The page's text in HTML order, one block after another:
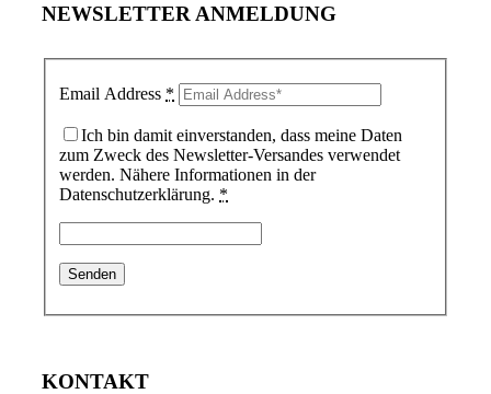
NEWSLETTER ANMELDUNG
Email Address *
Ich bin damit einverstanden, dass meine Daten
zum Zweck des Newsletter-Versandes verwendet
werden. Nähere Informationen in der
Datenschutzerklärung. *
KONTAKT